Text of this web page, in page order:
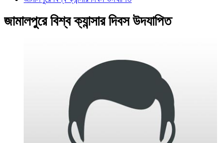
জামালপুরে বিশ্ব ক্যান্সার দিবস উদযাপিত